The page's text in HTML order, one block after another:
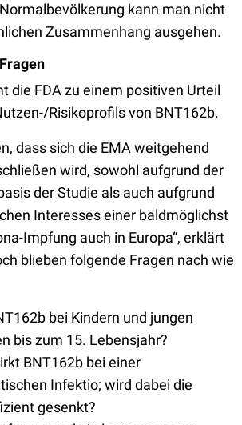
kann man nicht
Zusammenhang ausgehen.
die FDA zu einem positiven Urteil
Risikoprofils von BNT162b.
dass sich die EMA weitgehend
wird, sowohl aufgrund der
der Studie als auch aufgrund
Interesses einer baldmöglichst
Impfung auch in Europa“, erklärt
blieben folgende Fragen nach wie
bei Kindern und jungen
bis zum 15. Lebensjahr?
BNT162b bei einer
Infektio; wird dabei die
gesenkt?